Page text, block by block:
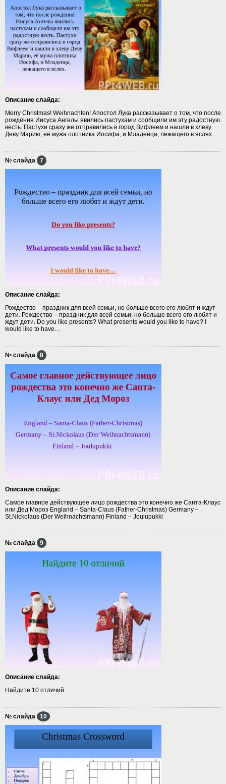
Описание слайда:
Merry Christmas! Weihnachten! Апостол Лука рассказывает о том, что после
рождения Иисуса Ангелы явились пастухам и сообщили им эту радостную
весть. Пастухи сразу же отправились в город Вифлеем и нашли в хлеву
Деву Марию, её мужа плотника Иосифа, и Младенца, лежащего в яслях.
№ слайда 7
Описание слайда:
Рождество – праздник для всей семьи, но больше всего его любят и ждут
дети. Рождество – праздник для всей семьи, но больше всего его любят и
ждут дети. Do you like presents? What presents would you like to have? I
would like to have…
№ слайда 8
Описание слайда:
Самое главное действующее лицо рождества это конечно же Санта-Клаус
или Дед Мороз England – Santa-Claus (Father-Christmas) Germany –
St.Nickolaus (Der Weihnachtsmann) Finland – Joulupukki
№ слайда 9
Описание слайда:
Найдите 10 отличий
№ слайда 10